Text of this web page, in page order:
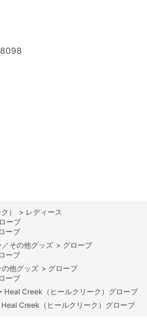
） > レディース
ーブ
ーブ
その他グッズ > グローブ
ーブ
他グッズ > グローブ
ーブ
Heal Creek（ヒールクリーク）グローブ
Heal Creek（ヒールクリーク）グローブ